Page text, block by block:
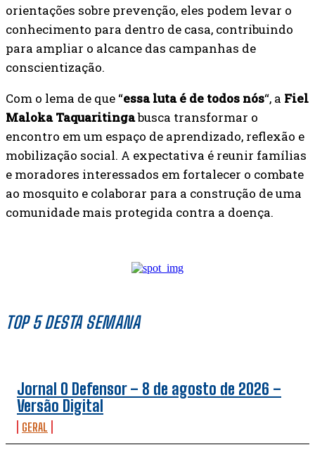
TOP 5 DESTA SEMANA
Jornal O Defensor – 8 de agosto de 2026 –
Versão Digital
GERAL
orientações sobre prevenção, eles podem levar o
conhecimento para dentro de casa, contribuindo
para ampliar o alcance das campanhas de
conscientização.
Com o lema de que “essa luta é de todos nós“, a Fiel
Maloka Taquaritingabusca transformar o
encontro em um espaço de aprendizado, reflexão e
mobilização social. A expectativa é reunir famílias
e moradores interessados em fortalecer o combate
ao mosquito e colaborar para a construção de uma
comunidade mais protegida contra a doença.